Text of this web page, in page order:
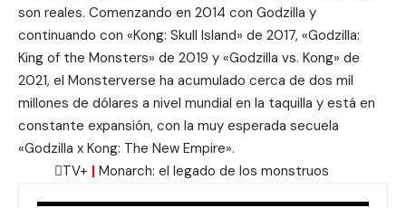
son reales. Comenzando en 2014 con Godzilla y
continuando con «Kong: Skull Island» de 2017, «Godzilla:
King of the Monsters» de 2019 y «Godzilla vs. Kong» de
2021, el Monsterverse ha acumulado cerca de dos mil
millones de dólares a nivel mundial en la taquilla y está en
constante expansión, con la muy esperada secuela
«Godzilla x Kong: The New Empire».
TV+ | Monarch: el legado de los monstruos